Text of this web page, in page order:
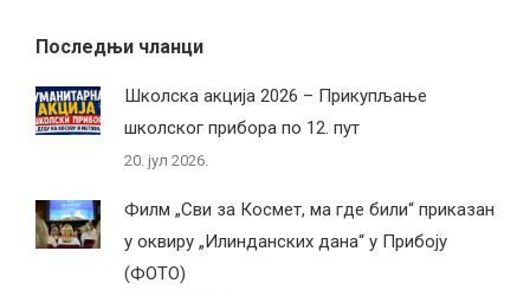
Последњи чланци
Школска акција 2026 – Прикупљање
школског прибора по 12. пут
20. јул 2026.
Филм „Сви за Космет, ма где били“ приказан
у оквиру „Илинданских дана“ у Прибоју
(ФОТО)